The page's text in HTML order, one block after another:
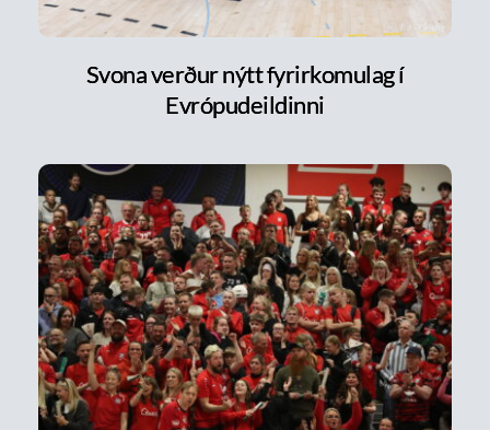
Svona verður nýtt fyrirkomulag í
Evrópudeildinni